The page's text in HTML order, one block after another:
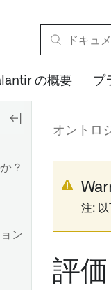
の概要 プ
？
ン
オントロ
注:
評価